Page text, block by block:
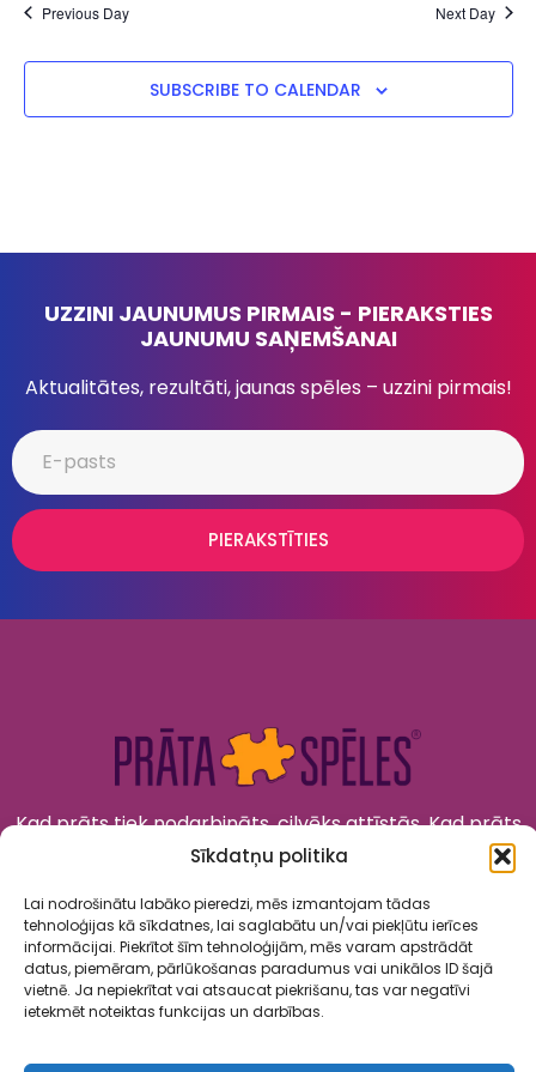
Sīkdatņu politika
Lai nodrošinātu labāko pieredzi, mēs izmantojam tādas
tehnoloģijas kā sīkdatnes, lai saglabātu un/vai piekļūtu ierīces
informācijai. Piekrītot šīm tehnoloģijām, mēs varam apstrādāt
datus, piemēram, pārlūkošanas paradumus vai unikālos ID šajā
vietnē. Ja nepiekrītat vai atsaucat piekrišanu, tas var negatīvi
ietekmēt noteiktas funkcijas un darbības.
Previous Day Next Day
SUBSCRIBE TO CALENDAR
UZZINI JAUNUMUS PIRMAIS - PIERAKSTIES
JAUNUMU SAŅEMŠANAI
Aktualitātes, rezultāti, jaunas spēles – uzzini pirmais!
PIERAKSTĪTIES
Kad prāts tiek nodarbināts, cilvēks attīstās. Kad prāts
tiek izklaidēts, cilvēks jūtas priecīgs un laimīgs. “Prāta
Spēles” to apvieno!
SpēlesPar mumsKalendārsSadarbībaKontakti